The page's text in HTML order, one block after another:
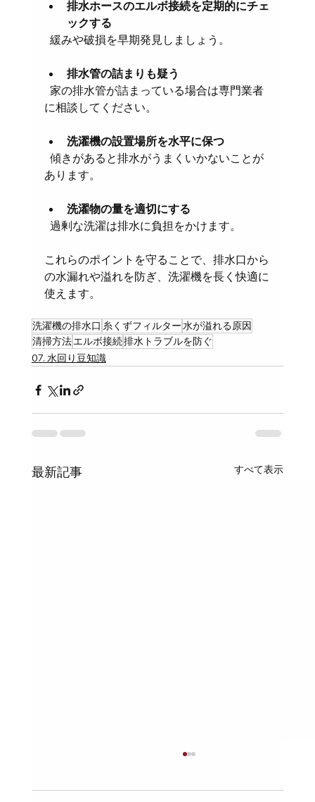
排水ホースのエルボ接続を定期的にチェ
ックする
  緩みや破損を早期発見しましょう。
排水管の詰まりも疑う
に相談してください。
洗濯機の設置場所を水平に保つ
あります。
洗濯物の量を適切にする
  過剰な洗濯は排水に負担をかけます。
これらのポイントを守ることで、排水口から
の水漏れや溢れを防ぎ、洗濯機を長く快適に
使えます。
洗濯機の排水口 糸くずフィルター水が溢れる原因
清掃方法エルボ接続排水トラブルを防ぐ
07. 水回り豆知識
最新記事 すべて表示